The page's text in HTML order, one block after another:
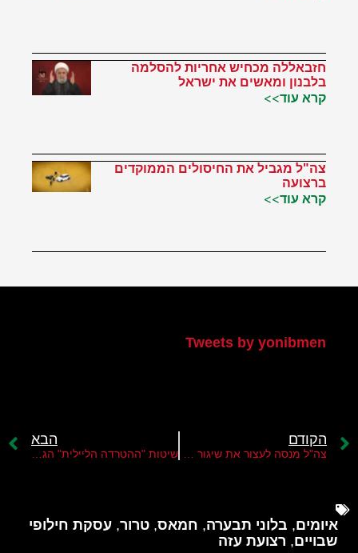
חזבאללה מכחיש אחריות להסלמה
בלבנון ומאשים את ישראל
קרא עוד>>
צה"ל מגביל את החיסולים הממוקדים
ברצועה
קרא עוד>>
Tweets by yonibmen
הקודם הבא
איומים, בלוני תבערה, חמאס, טרור, עסקת חילופי
שבויים, רצועת עזה